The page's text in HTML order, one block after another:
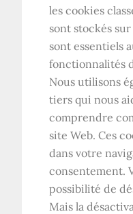
les cookies
sont stockés
sont essentiels
fonctionnalités
Nous utilisons
tiers qui nous
comprendre
site Web. Ces
dans votre
consentement.
possibilité de
Mais la